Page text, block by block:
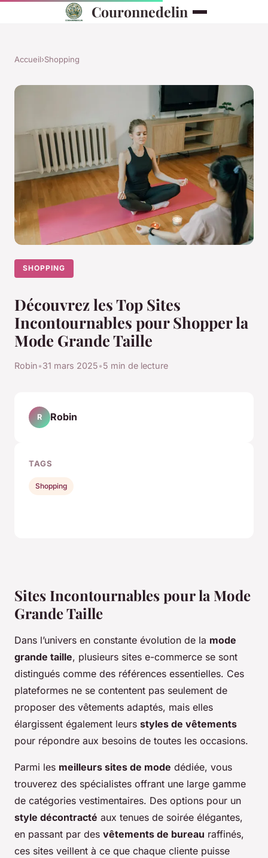
Couronnedelin
Accueil›Shopping
SHOPPING
Découvrez les Top Sites
Incontournables pour Shopper la
Mode Grande Taille
Robin•31 mars 2025•5 min de lecture
Sites Incontournables pour la Mode
Grande Taille
Dans l’univers en constante évolution de la mode
grande taille, plusieurs sites e-commerce se sont
distingués comme des références essentielles. Ces
plateformes ne se contentent pas seulement de
proposer des vêtements adaptés, mais elles
élargissent également leurs styles de vêtements
pour répondre aux besoins de toutes les occasions.
Parmi les meilleurs sites de mode dédiée, vous
trouverez des spécialistes offrant une large gamme
de catégories vestimentaires. Des options pour un
style décontracté aux tenues de soirée élégantes,
en passant par des vêtements de bureau raffinés,
ces sites veillent à ce que chaque cliente puisse
R Robin
TAGS
Shopping